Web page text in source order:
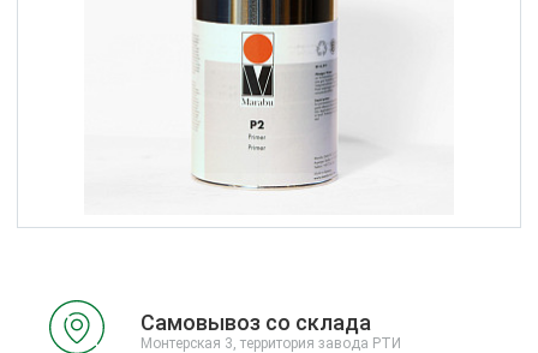
Самовывоз со склада
Монтерская 3, территория завода РТИ